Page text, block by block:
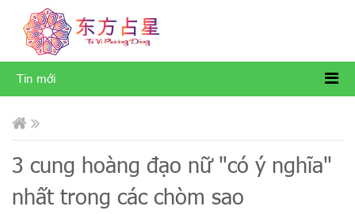
Tin mới
3 cung hoàng đạo nữ "có ý nghĩa"
nhất trong các chòm sao